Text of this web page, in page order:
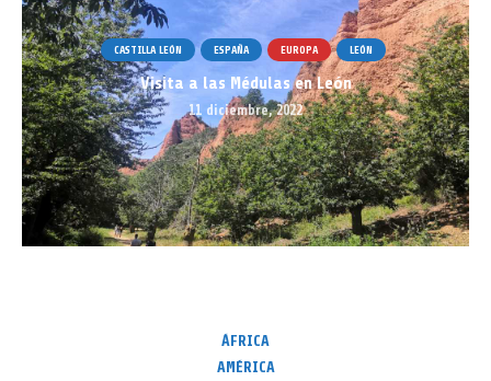
CASTILLA LEÓN ESPAÑA EUROPA LEÓN
Visita a las Médulas en León
11 diciembre, 2022
ÁFRICA
AMÉRICA